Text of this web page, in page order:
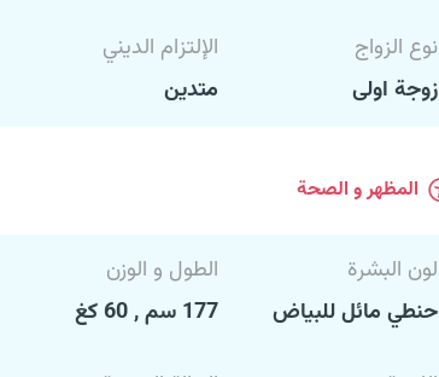
نوع الزواج
زوجة اولى
الإلتزام الديني
متدين
المظهر و الصحة
لون البشرة
حنطي مائل للبياض
الطول و الوزن
177 سم , 60 كغ